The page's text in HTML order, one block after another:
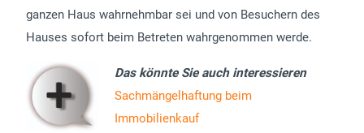
ganzen Haus wahrnehmbar sei und von Besuchern des
Hauses sofort beim Betreten wahrgenommen werde.
Das könnte Sie auch interessieren
Sachmängelhaftung beim
Immobilienkauf